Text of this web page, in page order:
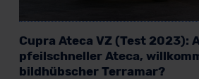
Cupra Ateca VZ (Test 2023):
pfeilschneller Ateca,
bildhübscher Terramar?